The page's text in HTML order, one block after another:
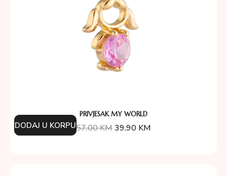
PRIVJESAK MY WORLD
57.00KM39.90 KM
DODAJ U KORPU